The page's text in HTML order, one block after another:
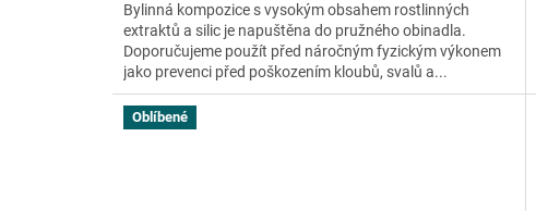
Bylinná kompozice s vysokým obsahem rostlinných
extraktů a silic je napuštěna do pružného obinadla.
Doporučujeme použít před náročným fyzickým výkonem
jako prevenci před poškozením kloubů, svalů a...
Oblíbené